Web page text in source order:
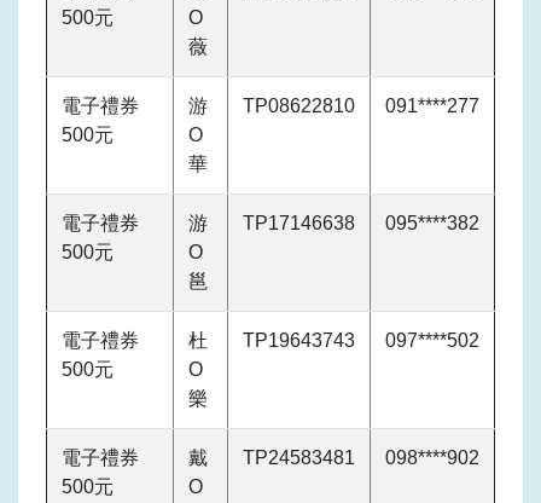
500元
O
薇
電子禮券
500元
游
O
華
TP08622810 091****277
電子禮券
500元
游
O
邕
TP17146638 095****382
電子禮券
500元
杜
O
樂
TP19643743 097****502
電子禮券
500元
戴
O
TP24583481 098****902